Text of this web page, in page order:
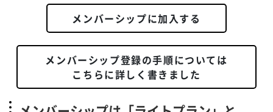
メンバーシップに加入する
メンバーシップ登録の手順については
こちらに詳しく書きました